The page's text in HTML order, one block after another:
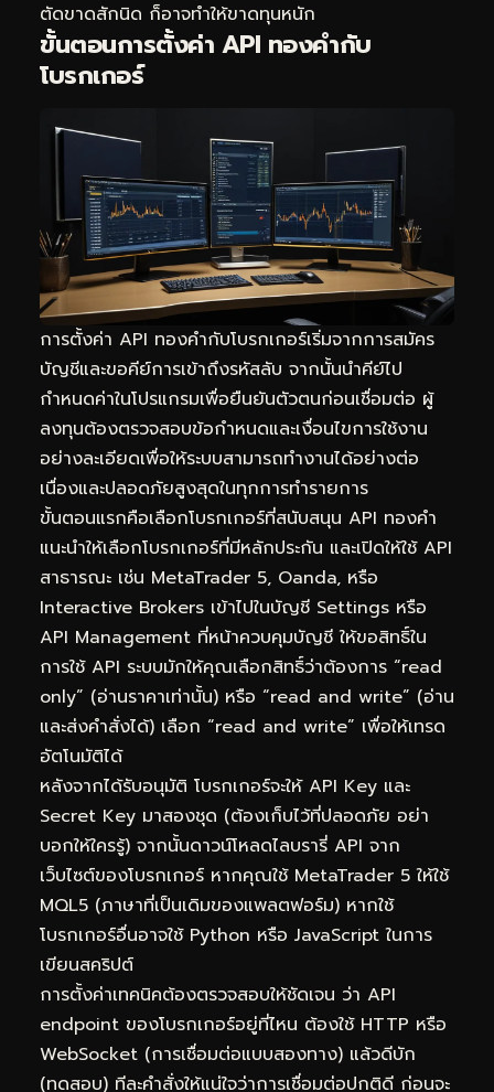
ตัดขาดสักนิด ก็อาจทำให้ขาดทุนหนัก
ขั้นตอนการตั้งค่า API ทองคำกับ
โบรกเกอร์
การตั้งค่า API ทองคำกับโบรกเกอร์เริ่มจากการสมัคร
บัญชีและขอคีย์การเข้าถึงรหัสลับ จากนั้นนำคีย์ไป
กำหนดค่าในโปรแกรมเพื่อยืนยันตัวตนก่อนเชื่อมต่อ ผู้
ลงทุนต้องตรวจสอบข้อกำหนดและเงื่อนไขการใช้งาน
อย่างละเอียดเพื่อให้ระบบสามารถทำงานได้อย่างต่อ
เนื่องและปลอดภัยสูงสุดในทุกการทำรายการ
ขั้นตอนแรกคือเลือกโบรกเกอร์ที่สนับสนุน API ทองคำ
แนะนำให้เลือกโบรกเกอร์ที่มีหลักประกัน และเปิดให้ใช้ API
สาธารณะ เช่น MetaTrader 5, Oanda, หรือ
Interactive Brokers เข้าไปในบัญชี Settings หรือ
API Management ที่หน้าควบคุมบัญชี ให้ขอสิทธิ์ใน
การใช้ API ระบบมักให้คุณเลือกสิทธิ์ว่าต้องการ “read
only” (อ่านราคาเท่านั้น) หรือ “read and write” (อ่าน
และส่งคำสั่งได้) เลือก “read and write” เพื่อให้เทรด
อัตโนมัติได้
หลังจากได้รับอนุมัติ โบรกเกอร์จะให้ API Key และ
Secret Key มาสองชุด (ต้องเก็บไว้ที่ปลอดภัย อย่า
บอกให้ใครรู้) จากนั้นดาวน์โหลดไลบรารี่ API จาก
เว็บไซต์ของโบรกเกอร์ หากคุณใช้ MetaTrader 5 ให้ใช้
MQL5 (ภาษาที่เป็นเดิมของแพลตฟอร์ม) หากใช้
โบรกเกอร์อื่นอาจใช้ Python หรือ JavaScript ในการ
เขียนสคริปต์
การตั้งค่าเทคนิคต้องตรวจสอบให้ชัดเจน ว่า API
endpoint ของโบรกเกอร์อยู่ที่ไหน ต้องใช้ HTTP หรือ
WebSocket (การเชื่อมต่อแบบสองทาง) แล้วดีบัก
(ทดสอบ) ทีละคำสั่งให้แน่ใจว่าการเชื่อมต่อปกติดี ก่อนจะ